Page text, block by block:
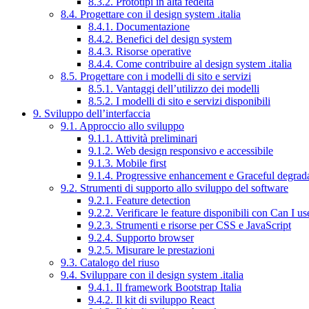
8.4. Progettare con il design system .italia
8.4.1. Documentazione
8.4.2. Benefici del design system
8.4.3. Risorse operative
8.4.4. Come contribuire al design system .italia
8.5. Progettare con i modelli di sito e servizi
8.5.1. Vantaggi dell’utilizzo dei modelli
8.5.2. I modelli di sito e servizi disponibili
9. Sviluppo dell’interfaccia
9.1. Approccio allo sviluppo
9.1.1. Attività preliminari
9.1.2. Web design responsivo e accessibile
9.1.3. Mobile first
9.1.4. Progressive enhancement e Graceful
9.2. Strumenti di supporto allo sviluppo del software
9.2.1. Feature detection
9.2.2. Verificare le feature disponibili con Can I
9.2.3. Strumenti e risorse per CSS e JavaScript
9.2.4. Supporto browser
9.2.5. Misurare le prestazioni
9.3. Catalogo del riuso
9.4. Sviluppare con il design system .italia
9.4.1. Il framework Bootstrap Italia
9.4.2. Il kit di sviluppo React